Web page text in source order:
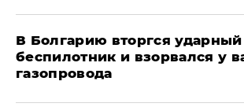
В Болгарию вторгся ударный
беспилотник и взорвался у
газопровода